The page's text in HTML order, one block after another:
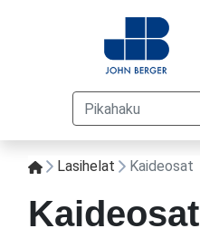
Lasihelat Kaideosat
Kaideosat